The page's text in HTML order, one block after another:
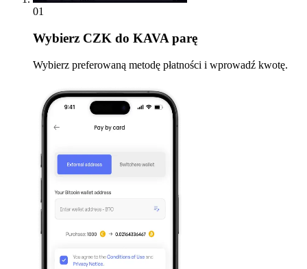
01
Wybierz CZK do KAVA parę
Wybierz preferowaną metodę płatności i wprowadź kwotę.